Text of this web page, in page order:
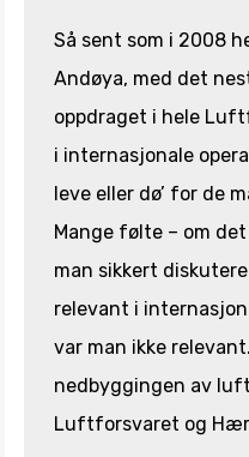
Så sent som i 2008
Andøya, med det
oppdraget i hele
i internasjonale
leve eller dø’ for de
Mange følte – om
man sikkert
relevant i
var man ikke
nedbyggingen av
Luftforsvaret og